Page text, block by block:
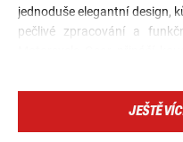
jednoduše elegantní design,
pečlivé zpracování a
JEŠTĚ